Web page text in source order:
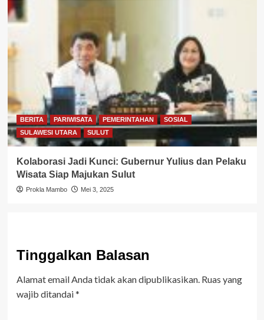
BERITA PARIWISATA PEMERINTAHAN
SOSIAL
SULAWESI UTARA
SULUT
Kolaborasi Jadi Kunci: Gubernur Yulius dan Pelaku
Wisata Siap Majukan Sulut
Prokla Mambo Mei 3, 2025
Tinggalkan Balasan
Alamat email Anda tidak akan dipublikasikan. Ruas yang
wajib ditandai*